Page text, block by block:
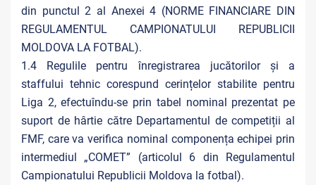
din punctul 2 al Anexei 4 (NORME FINANCIARE DIN
REGULAMENTUL CAMPIONATULUI REPUBLICII
MOLDOVA LA FOTBAL).
1.4 Regulile pentru înregistrarea jucătorilor și a
staffului tehnic corespund cerințelor stabilite pentru
Liga 2, efectuîndu-se prin tabel nominal prezentat pe
suport de hârtie către Departamentul de competiții al
FMF, care va verifica nominal componența echipei prin
intermediul „COMET” (articolul 6 din Regulamentul
Campionatului Republicii Moldova la fotbal).